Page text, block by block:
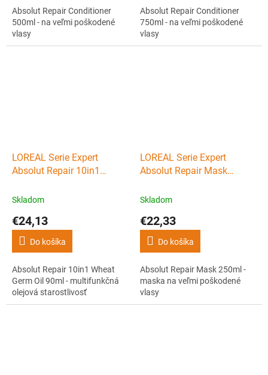
Absolut Repair Conditioner
500ml - na veľmi poškodené
vlasy
Absolut Repair Conditioner
750ml - na veľmi poškodené
vlasy
LOREAL Serie Expert
Absolut Repair 10in1
multifunkčná olejová
Skladom
€24,13
Do košíka
Absolut Repair 10in1 Wheat
Germ Oil 90ml - multifunkčná
olejová starostlivosť
LOREAL Serie Expert
Absolut Repair Mask
poškodené vlasy
Skladom
€22,33
Do košíka
Absolut Repair Mask 250ml -
maska na veľmi poškodené
vlasy